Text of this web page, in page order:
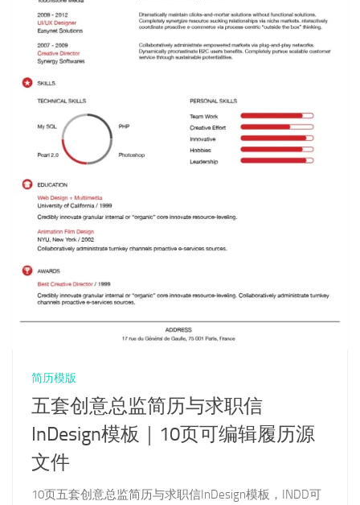
简历模版
五套创意总监简历与求职信
InDesign模板｜10页可编辑履历源
文件
10页五套创意总监简历与求职信InDesign模板，INDD可